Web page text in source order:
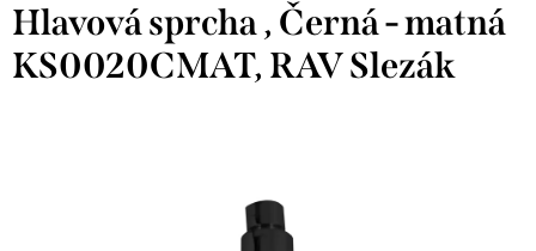
Hlavová sprcha , Černá - matná
KS0020CMAT, RAV Slezák